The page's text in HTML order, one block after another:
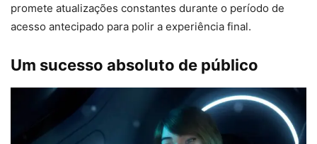
promete atualizações constantes durante o período de
acesso antecipado para polir a experiência final.
Um sucesso absoluto de público